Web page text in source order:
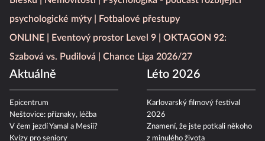
Epicentrum
Neštovice: příznaky, léčba
V čem jezdí Yamal a Mesii?
Karlovarský filmový festival
2026
Znamení, že jste potkali někoho